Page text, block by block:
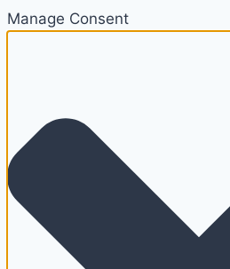
Manage Consent